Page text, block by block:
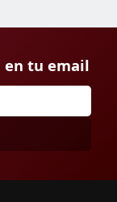
en tu email